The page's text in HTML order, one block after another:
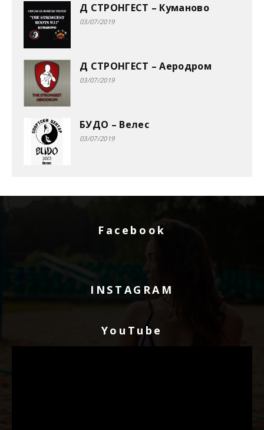
Д СТРОНГЕСТ – Куманово
03/07/2019
Д СТРОНГЕСТ – Аеродром
03/07/2019
БУДО – Велес
03/07/2019
Facebook
INSTAGRAM
YouTube